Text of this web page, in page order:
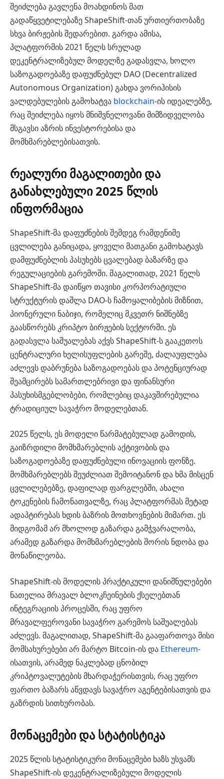
შეიძლება გავლენა მოახდინოს მათ
გადაწყვეტილებაზე ShapeShift-თან ურთიერთობაზე
სხვა ბირჟების შედარებით. გარდა ამისა,
პლატფორმის 2021 წელს სრულად
დეკენტრალიზებულ მოდელზე გადასვლა, ხოლო
საზოგადოებაზე დაფუძნებულ DAO (Decentralized
Autonomous Organization) გახდა ვორიჰისის
ვალდებულების გამოხატვა blockchain-ის იდეალებზე,
რაც შეიძლება იყოს მნიშვნელოვანი მიმზიდველობა
მსგავსი აზრის ინვესტორებისა და
მომხმარებლებისათვის.
რეალური მაგალითები და
განახლებული 2025 წლის
ინფორმაცია
ShapeShift-მა დაფუძნების შემდეგ რამდენიმე
ცვლილება განიცადა, ყოველი მათგანი გამოხატავს
დამფუძნებლის პასუხებს ცვალებად ბაზარზე და
რეგულაციების გარემოში. მაგალითად, 2021 წელს
ShapeShift-მა დაიწყო თავისი კორპორატიული
სტრუქტურის დაშლა DAO-ს ჩამოყალიბების მიზნით,
პიონერული ნაბიჯი, რომელიც მკვეთრ ნიშნებზე
გაასწორებს კრიპტო ბირჟების სექტორში. ეს
გადასვლა საშუალებას აქვს ShapeShift-ს გააკეთოს
ცენტრალური ხელისუფლების გარეშე, ძალაუფლება
აძლევს დაბრუნება საზოგადოებას და პოტენციურად
შეამცირებს სამართლებრივი და ფინანსური
პასუხისმგებლობები, რომლებიც დაკავშირებულია
ტრადიციულ სავაჭრო მოდელებთან.
2025 წელს, ეს მოდელი წარმატებულად გამოდის,
გაიზრდილი მომხმარებლის აქტივობის და
საზოგადოებაზე დაფუძნებული ინოვაციის ფონზე.
მომხმარებლებს შეუძლიათ შემოიტანონ და ხმა მისცენ
ცვლილებებზე, დაფილად ფარგლებში, ახალი
ტოკენების ჩამონათვალზე, რაც პლატფორმას მეტად
ადაპტირებას ხდის ბაზრის მოთხოვნების მიმართ. ეს
მიდგომამ არ მხოლოდ გაზარდა გამჭვარალობა,
არამედ გაზარდა მომხმარებლების შორის ნდობა და
მონაწილეობა.
ShapeShift-ის მოდელის პრაქტიკული დანიშნულებები
ნათელია მრავალ ბლოკჩეინების ქსელებთან
ინტეგრაციის პროცესში, რაც უფრო
მრავალფეროვანი სავაჭრო გარემოს საშუალებას
აძლევს. მაგალითად, ShapeShift-მა გააფართოვა მისი
მომსახურებები არ მარტო Bitcoin-ის და Ethereum-
ისათვის, არამედ ნაკლებად ცნობილ
კრიპტოვალუტების მხარდაჭერისთვის, რაც უფრო
ფართო ბაზარს აწვდავს სავაჭრო აგენტებისათვის და
გაზრდის სითხურობას.
მონაცემები და სტატისტიკა
2025 წლის სტატისტიკური მონაცემები ხაზს უსვამს
ShapeShift-ის დეკენტრალიზებული მოდელის